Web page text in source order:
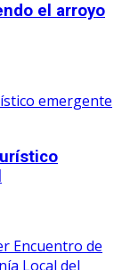
el arroyo